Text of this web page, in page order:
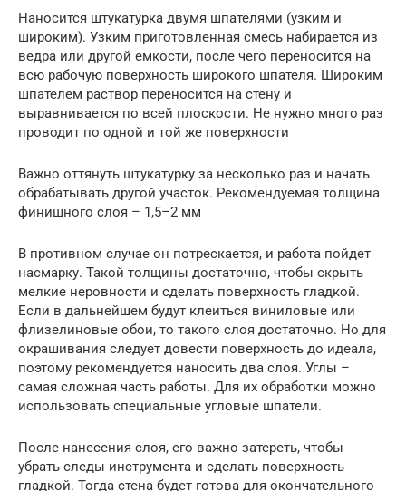
Наносится штукатурка двумя шпателями (узким и
широким). Узким приготовленная смесь набирается из
ведра или другой емкости, после чего переносится на
всю рабочую поверхность широкого шпателя. Широким
шпателем раствор переносится на стену и
выравнивается по всей плоскости. Не нужно много раз
проводит по одной и той же поверхности
Важно оттянуть штукатурку за несколько раз и начать
обрабатывать другой участок. Рекомендуемая толщина
финишного слоя – 1,5–2 мм
В противном случае он потрескается, и работа пойдет
насмарку. Такой толщины достаточно, чтобы скрыть
мелкие неровности и сделать поверхность гладкой.
Если в дальнейшем будут клеиться виниловые или
флизелиновые обои, то такого слоя достаточно. Но для
окрашивания следует довести поверхность до идеала,
поэтому рекомендуется наносить два слоя. Углы –
самая сложная часть работы. Для их обработки можно
использовать специальные угловые шпатели.
После нанесения слоя, его важно затереть, чтобы
убрать следы инструмента и сделать поверхность
гладкой. Тогда стена будет готова для окончательного